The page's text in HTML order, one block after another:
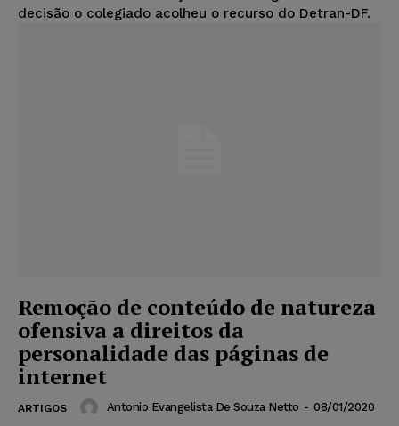
decisão o colegiado acolheu o recurso do Detran-DF.
Remoção de conteúdo de natureza
ofensiva a direitos da
personalidade das páginas de
internet
ARTIGOS Antonio Evangelista De Souza Netto - 08/01/2020